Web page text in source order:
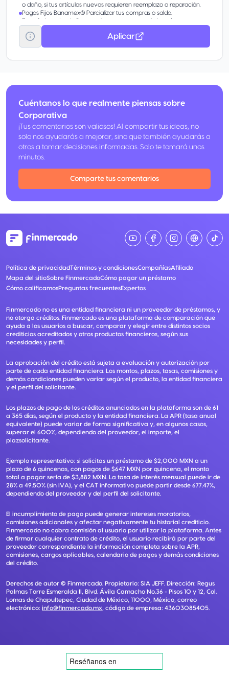
o daño, si tus artículos nuevos requieren reemplazo o reparación.
Pagos Fijos Banamex® Parcializar tus compras o saldo.
Transferir tu deuda De otros bancos con tasa de interés
preferencial.
Aumentar tu línea de crédito Obtén más en tu tarjeta por tu buen
comportamiento.
efectivo con tasa preferencial. Beneficio por invitación.
Aplicar
Cuéntanos lo que realmente piensas sobre
Corporativa
¡Tus comentarios son valiosos! Al compartir tus ideas, no
solo nos ayudarás a mejorar, sino que también ayudarás a
otros a tomar decisiones informadas. Solo te tomará unos
minutos.
Comparte tus comentarios
Política de privacidadTérminos y condicionesCompañíasAfiliado
Mapa del sitioSobre FinmercadoCómo pagar un préstamo
Cómo calificamosPreguntas frecuentesExpertos
Finmercado no es una entidad financiera ni un proveedor de préstamos, y
no otorga créditos. Finmercado es una plataforma de comparación que
ayuda a los usuarios a buscar, comparar y elegir entre distintos socios
crediticios acreditados y otros productos financieros, según sus
necesidades y perfil.
La aprobación del crédito está sujeta a evaluación y autorización por
parte de cada entidad financiera. Los montos, plazos, tasas, comisiones y
demás condiciones pueden variar según el producto, la entidad financiera
y el perfil del solicitante.
Los plazos de pago de los créditos anunciados en la plataforma son de 61
a 365 días, según el producto y la entidad financiera. La APR (tasa anual
equivalente) puede variar de forma significativa y, en algunos casos,
superar el 600%, dependiendo del proveedor, el importe, el
plazsolicitante.
Ejemplo representativo: si solicitas un préstamo de $2,000 MXN a un
plazo de 6 quincenas, con pagos de $647 MXN por quincena, el monto
total a pagar sería de $3,882 MXN. La tasa de interés mensual puede ir de
28% a 49.50% (sin IVA), y el CAT informativo puede partir desde 677.47%,
dependiendo del proveedor y del perfil del solicitante.
El incumplimiento de pago puede generar intereses moratorios,
comisiones adicionales y afectar negativamente tu historial crediticio.
Finmercado no cobra comisión al usuario por utilizar la plataforma. Antes
de firmar cualquier contrato de crédito, el usuario recibirá por parte del
proveedor correspondiente la información completa sobre la APR,
comisiones, cargos aplicables, calendario de pagos y demás condiciones
del crédito.
Derechos de autor © Finmercado. Propietario: SIA JEFF. Dirección: Regus
Palmas Torre Esmeralda II, Blvd. Ávila Camacho No.36 - Pisos 10 y 12, Col.
Lomas de Chapultepec, Ciudad de México, 11000, México, correo
electrónico: info@finmercado.mx, código de empresa: 43603085405.